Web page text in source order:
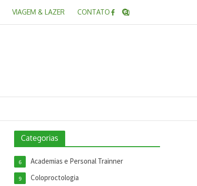
VIAGEM & LAZER CONTATO
Categorias
Academias e Personal Trainner
6
Coloproctologia
9